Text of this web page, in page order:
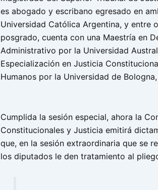
es abogado y escribano egresado en
Universidad Católica Argentina, y entre
posgrado, cuenta con una Maestría en
Administrativo por la Universidad
Especialización en Justicia
Humanos por la Universidad de
Cumplida la sesión especial, ahora la
Constitucionales y Justicia emitirá
que, en la sesión extraordinaria que se
los diputados le den tratamiento al